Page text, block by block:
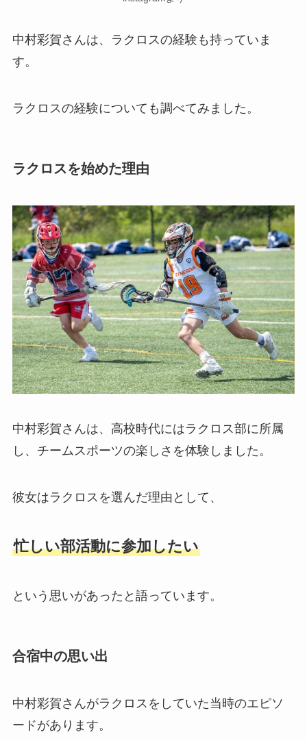
中村彩賀さんは、ラクロスの経験も持っていま
す。
ラクロスの経験についても調べてみました。
ラクロスを始めた理由
中村彩賀さんは、高校時代にはラクロス部に所属
し、チームスポーツの楽しさを体験しました。
彼女はラクロスを選んだ理由として、
忙しい部活動に参加したい
という思いがあったと語っています。
合宿中の思い出
中村彩賀さんがラクロスをしていた当時のエピソ
ードがあります。